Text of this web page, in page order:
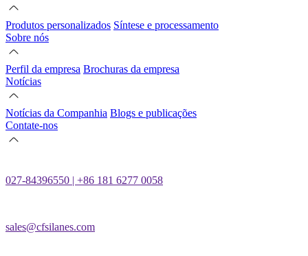
Produtos personalizados Síntese e processamento
Sobre nós
Perfil da empresa Brochuras da empresa
Notícias
Notícias da Companhia Blogs e publicações
Contate-nos
027-84396550 | +86 181 6277 0058
sales@cfsilanes.com